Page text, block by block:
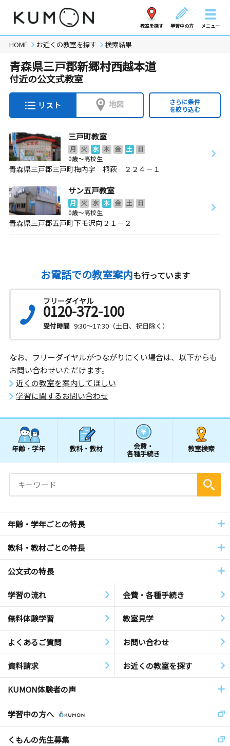
教室を探す 学習中の方 メニュー
HOME お近くの教室を探す 検索結果
青森県三戸郡新郷村西越本道
付近の公文式教室
リスト 地図
さらに条件
を絞り込む
三戸町教室
月 火 水 木 金 土
日
0歳～高校生
青森県三戸郡三戸町梅内字 桐萩 ２２４－１
サン五戸教室
月 火 水 木 金 土
日
0歳～高校生
青森県三戸郡五戸町下モ沢向２１－２
お電話での教室案内も行っています
フリーダイヤル
0120-372-100
受付時間 9:30～17:30（土日、祝日除く）
なお、フリーダイヤルがつながりにくい場合は、以下からも
お問い合わせいただけます。
近くの教室を案内してほしい
学習に関するお問い合わせ
年齢・学年 教科・教材 会費・
各種手続き
教室検索
年齢・学年ごとの特長
教科・教材ごとの特長
公文式の特長
学習の流れ 会費・各種手続き
無料体験学習 教室見学
よくあるご質問 お問い合わせ
資料請求 お近くの教室を探す
KUMON体験者の声
学習中の方へ
くもんの先生募集